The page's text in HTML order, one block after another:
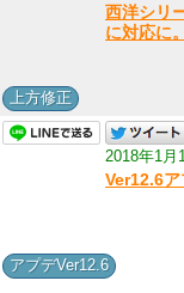
西洋シリ
に対応に。
上方修正
2018年1月
Ver12.6ア
アプデVer12.6